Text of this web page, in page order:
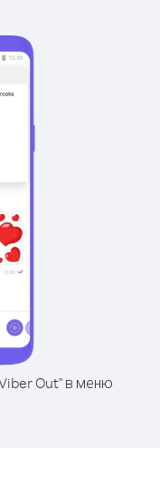
Out" в меню